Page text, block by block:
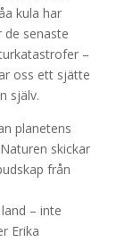
kula har
de senaste
–
oss ett sjätte
själv.
planetens
skickar
från
– inte
Erika